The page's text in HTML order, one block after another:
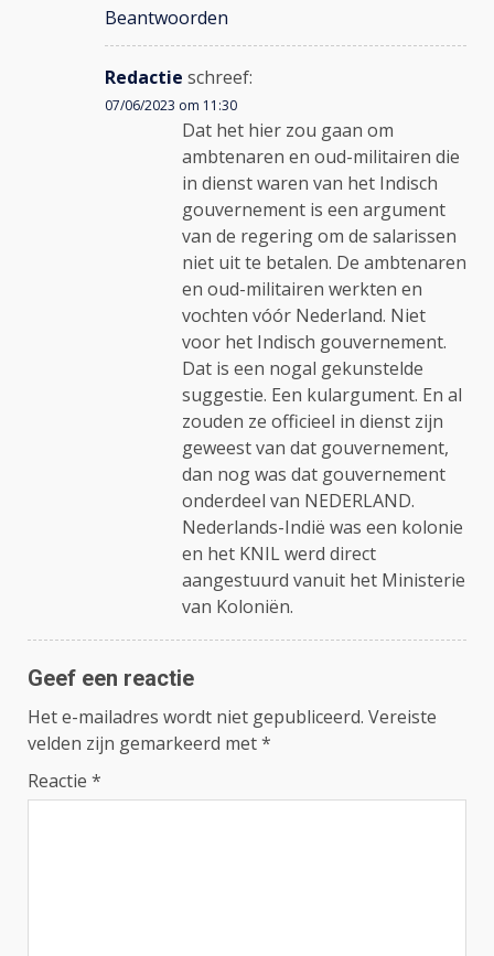
Beantwoorden
Redactie schreef:
07/06/2023 om 11:30
Dat het hier zou gaan om
ambtenaren en oud-militairen die
in dienst waren van het Indisch
gouvernement is een argument
van de regering om de salarissen
niet uit te betalen. De ambtenaren
en oud-militairen werkten en
vochten vóór Nederland. Niet
voor het Indisch gouvernement.
Dat is een nogal gekunstelde
suggestie. Een kulargument. En al
zouden ze officieel in dienst zijn
geweest van dat gouvernement,
dan nog was dat gouvernement
onderdeel van NEDERLAND.
Nederlands-Indië was een kolonie
en het KNIL werd direct
aangestuurd vanuit het Ministerie
van Koloniën.
Geef een reactie
Het e-mailadres wordt niet gepubliceerd. Vereiste
velden zijn gemarkeerd met*
Reactie *